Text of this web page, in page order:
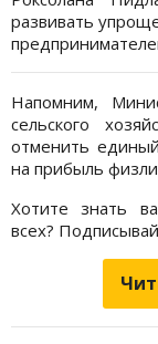
развивать
Напомним,
сельского
отменить
на прибыль
Хотите знать
всех?